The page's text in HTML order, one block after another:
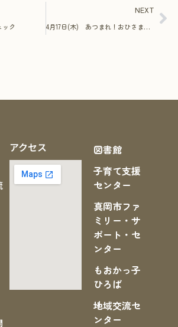
ク
NEXT
4月17日(木) あつまれ！おひさまキッズ
アクセス
図書館
子育て支援
センター
真岡市ファ
ミリー・サ
ポート・セ
ンター
もおかっ子
ひろば
地域交流セ
ンター